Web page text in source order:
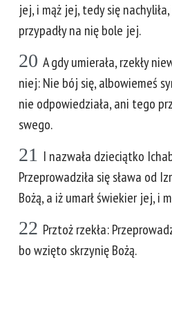
jej, i mąż jej, tedy się
przypadły na nię bole jej.
20 A gdy umierała, rzekły
niej: Nie bój się, albowiemeś
nie odpowiedziała, ani tego
swego.
21 I nazwała dzieciątko
Przeprowadziła się sława od
Bożą, a iż umarł świekier jej, i
22 Prztoż rzekła:
bo wzięto skrzynię Bożą.